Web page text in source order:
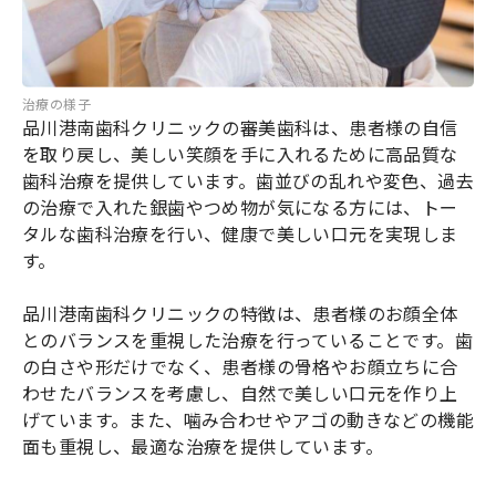
治療の様子
品川港南歯科クリニックの審美歯科は、患者様の自信
を取り戻し、美しい笑顔を手に入れるために高品質な
歯科治療を提供しています。歯並びの乱れや変色、過去
の治療で入れた銀歯やつめ物が気になる方には、トー
タルな歯科治療を行い、健康で美しい口元を実現しま
す。
品川港南歯科クリニックの特徴は、患者様のお顔全体
とのバランスを重視した治療を行っていることです。歯
の白さや形だけでなく、患者様の骨格やお顔立ちに合
わせたバランスを考慮し、自然で美しい口元を作り上
げています。また、噛み合わせやアゴの動きなどの機能
面も重視し、最適な治療を提供しています。